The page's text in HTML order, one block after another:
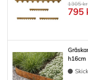
1305 kr
795
h16cm